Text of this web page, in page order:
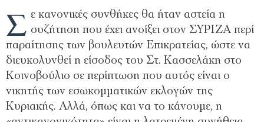
Σ ε κανονικές συνθήκες θα ήταν αστεία η
συζήτηση που έχει ανοίξει στον ΣΥΡΙΖΑ περί
παραίτησης των βουλευτών Επικρατείας, ώστε να
διευκολυνθεί η είσοδος του Στ. Κασσελάκη στο
Κοινοβούλιο σε περίπτωση που αυτός είναι ο
νικητής των εσωκομματικών εκλογών της
Κυριακής. Αλλά, όπως και να το κάνουμε, η